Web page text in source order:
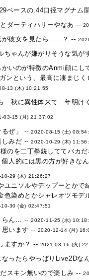
ベースの.44口径マグナ
ダーティハリーやなあ --
が彼女を見たら……？ --
ちゃんが嫌がりそうな気
かいのが特徴のAnmi顔に
ンという、最高に凄まじ
13 (木) 10:21:55
…秋に異性体来て…年明け
03-15 (月) 21:37:02
るぜ」 --2020-08-15 (土)
しみだ --2020-10-29 (木)
のを二丁拳銃しててバ
人的には黒の方が好き
10-29 (木) 21:26:27
ユニソルやデップーとか
色染めとかシャレオツモ
30 (金) 02:47:51
らん… --2020-11-25 (水)
思います -- 2020-12-14 (月)
ますか？ -- 2021-03-16 (火)
ったらやっぱりLive2Dな
スキン無いので楽しみ --